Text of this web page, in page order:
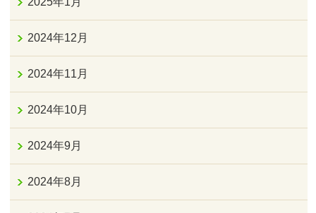
2024年12月
2024年11月
2024年10月
2024年9月
2024年8月